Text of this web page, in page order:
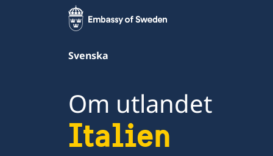
Svenska
Om utlandet
Italien